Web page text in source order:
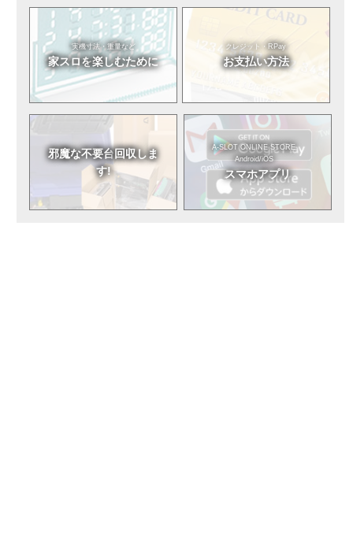
実機寸法・重量など
家スロを楽しむために
クレジット・RPay
お支払い方法
邪魔な不要台回収しま
す!
A-SLOT ONLINE STORE
Android/iOS
スマホアプリ